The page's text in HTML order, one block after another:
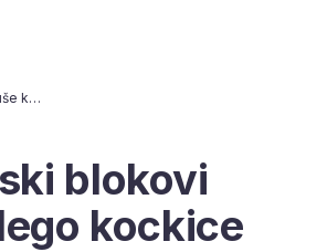
Video: Ovi novi građevinski blokovi sastavljaju se i ruše kao lego kockice
blokovi
kockice